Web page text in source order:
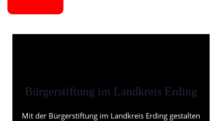
Bürgerstiftung im Landkreis Erding
Mit der Bürgerstiftung im Landkreis Erding gestalten